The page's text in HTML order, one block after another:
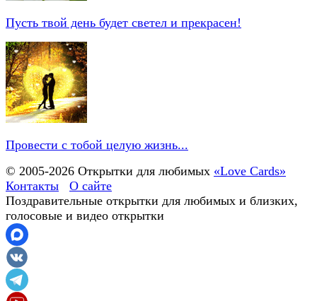
Пусть твой день будет светел и прекрасен!
Провести с тобой целую жизнь...
© 2005-2026 Открытки для любимых «Love Cards»
Контакты
О сайте
Поздравительные открытки для любимых и близких,
голосовые и видео открытки